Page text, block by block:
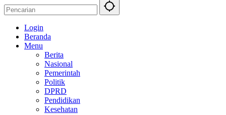
Login
Beranda
Menu
Berita
Nasional
Pemerintah
Politik
DPRD
Pendidikan
Kesehatan